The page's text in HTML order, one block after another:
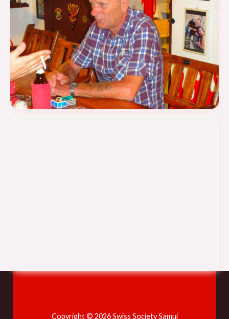
Copyright © 2026 Swiss Society Samui